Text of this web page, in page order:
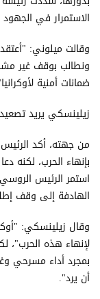
الاستمرار في الجهود
وقالت ميلوني: "أعتقد
ونطالب بوقف غير
ضمانات أمنية
زيلينسكي يريد
من جهته، أكد الرئيس
بإنهاء الحرب، لكنه
استمر الرئيس
الهادفة إلى وقف
وقال زيلينسكي:
لإنهاء هذه الحرب"،
بمجرد أداء مسرحي
أن يرد".